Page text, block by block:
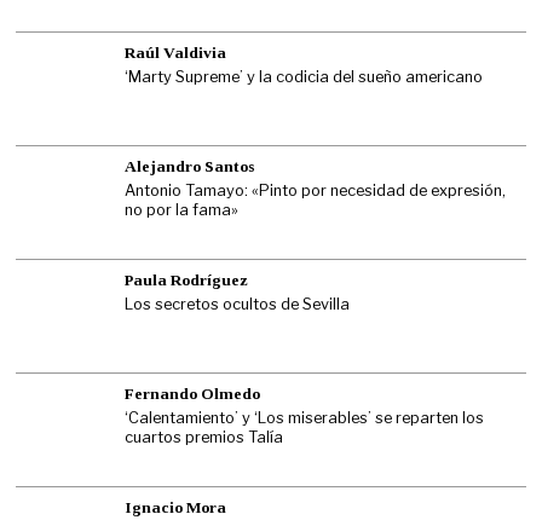
Raúl Valdivia
‘Marty Supreme’ y la codicia del sueño americano
Alejandro Santos
Antonio Tamayo: «Pinto por necesidad de expresión,
no por la fama»
Paula Rodríguez
Los secretos ocultos de Sevilla
Fernando Olmedo
‘Calentamiento’ y ‘Los miserables’ se reparten los
cuartos premios Talía
Ignacio Mora